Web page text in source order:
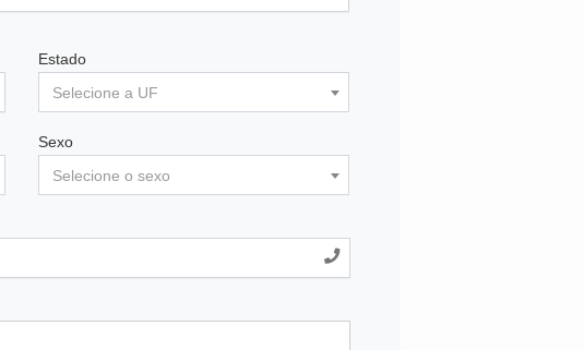
Estado
Selecione a UF
Sexo
Selecione o sexo